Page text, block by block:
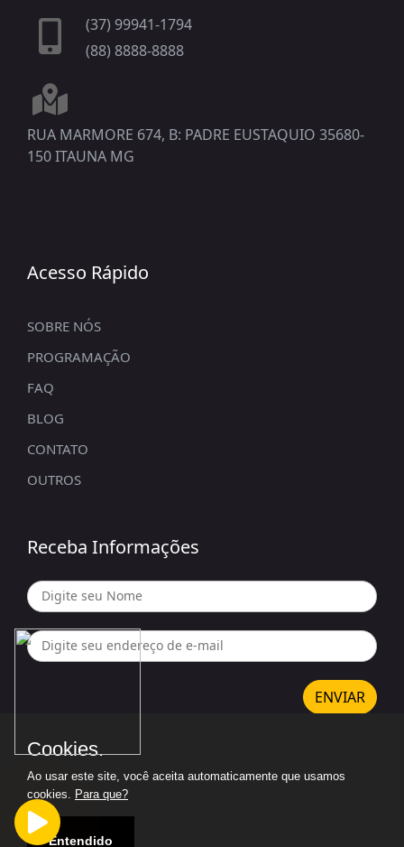
(37) 99941-1794
(88) 8888-8888
RUA MARMORE 674, B: PADRE EUSTAQUIO 35680-
150 ITAUNA MG
Acesso Rápido
SOBRE NÓS
PROGRAMAÇÃO
FAQ
BLOG
CONTATO
OUTROS
Receba Informações
ENVIAR
Copyright 2026. Todos os direitos reservados.
Cookies.
Ao usar este site, você aceita automaticamente que usamos
cookies. Para que?
Entendido